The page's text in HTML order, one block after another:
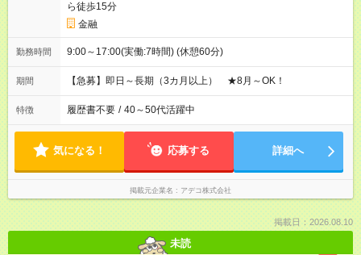
ら徒歩15分
金融
勤務時間 9:00～17:00(実働:7時間) (休憩60分)
期間 【急募】即日～長期（3カ月以上） ★8月～OK！
特徴 履歴書不要 / 40～50代活躍中
気になる！ 応募する 詳細へ
掲載元企業名 アデコ株式会社
掲載日：2026.08.10
未読